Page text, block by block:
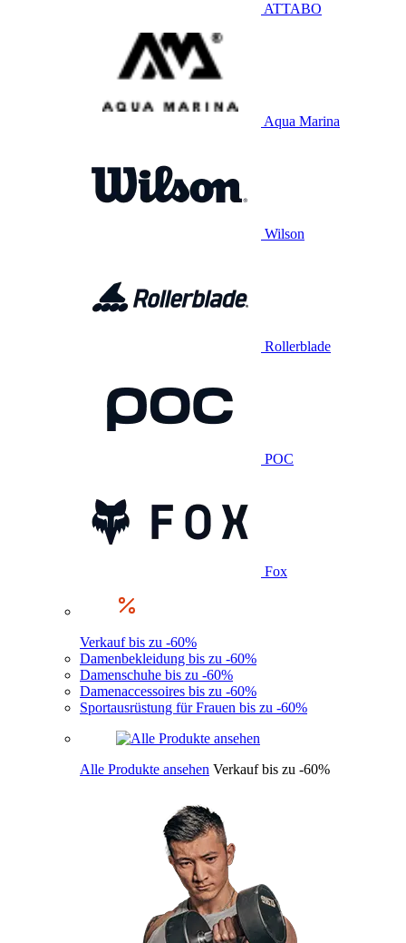
ATTABO
Aqua Marina
Wilson
Rollerblade
POC
Fox
Verkauf bis zu -60%
Damenbekleidung bis zu -60%
Damenschuhe bis zu -60%
Damenaccessoires bis zu -60%
Sportausrüstung für Frauen bis zu -60%
Alle Produkte ansehen Verkauf bis zu -60%